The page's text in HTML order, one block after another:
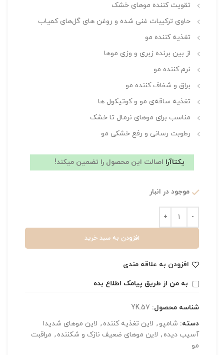
تقویت کننده موهای خشک
حاوی ترکیبات غنی شده و روغن های گل‌های کمیاب
تغذیه کننده مو
از بین برنده زبری و وزی موها
نرم کننده مو
براق و شفاف کننده مو
تغذیه ساقه‌ی مو و کوتیکول‌ ها
مناسب برای موهای نرمال تا خشک
رطوبت رسانی و رفع خشکی مو
یکتاآرا اصالت این محصول را تضمین میکند!
موجود در انبار
افزودن به سبد خرید
افزودن به علاقه مندی
به من از طریق پیامک اطلاع بده
شناسه محصول: YK.57
دسته: شامپو , لاین تغذیه کننده , لاین موهای شدیدا
آسیب دیده , لاین موهای ضعیف نازک و شکننده , مراقبت
مو